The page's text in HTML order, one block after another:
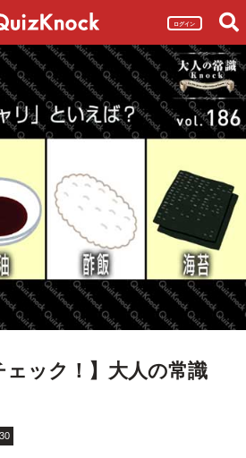
ログイン
ェック！】大人の常識